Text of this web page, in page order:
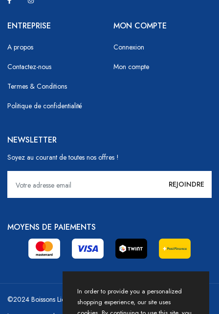
ENTREPRISE
A propos
Contactez-nous
Termes & Conditions
Politique de confidentialité
MON COMPTE
Connexion
Mon compte
NEWSLETTER
Soyez au courant de toutes nos offres !
MOYENS DE PAIEMENTS
©2024 Boissons Liechti - GoDrink Group / Powered by HICASS
In order to provide you a personalized
shopping experience, our site uses